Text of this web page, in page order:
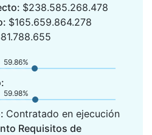
$238.585.268.478
$165.659.864.278
59.86%
59.98%
Contratado en ejecución
Requisitos de